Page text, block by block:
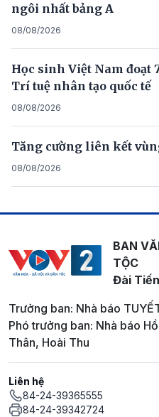
ngôi nhất bảng A
08/08/2026
Học sinh Việt Nam đoạt
Trí tuệ nhân tạo quốc tế
08/08/2026
Tăng cường liên kết
08/08/2026
BAN
TỘC
Đài
Trưởng ban: Nhà báo
Phó trưởng ban: Nhà báo
Thân, Hoài Thu
Liên hệ
84-24-39365555
84-24-39342724